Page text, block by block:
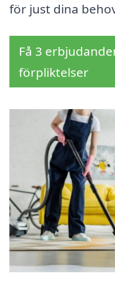
för just dina
Få 3
förpliktelser